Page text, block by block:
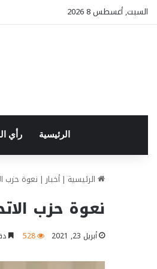
السبت, أغسطس 8 2026
الرئيسية رأي
الرئيسية | أخبار | نعوة حزب
نعوة حزب
أبريل 23, 2021 528